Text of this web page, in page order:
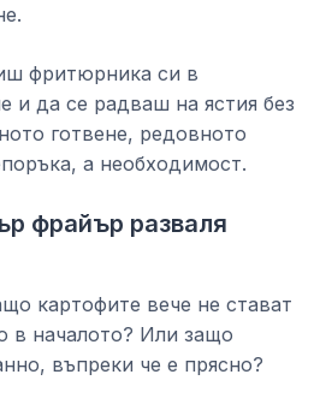
фритюрника си в
и да се радваш на ястия без
готвене, редовното
а необходимост.
фрайър разваля
картофите вече не стават
в началото? Или защо
въпреки че е прясно?